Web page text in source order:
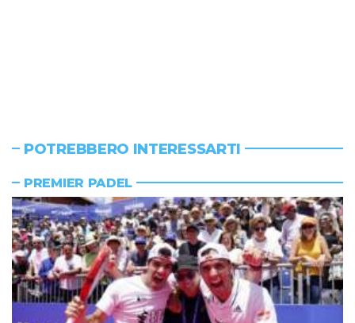
POTREBBERO INTERESSARTI
PREMIER PADEL